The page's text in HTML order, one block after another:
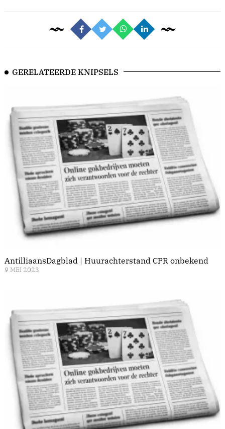
GERELATEERDE KNIPSELS
AntilliaansDagblad | Huurachterstand CPR onbekend
9 MEI 2023